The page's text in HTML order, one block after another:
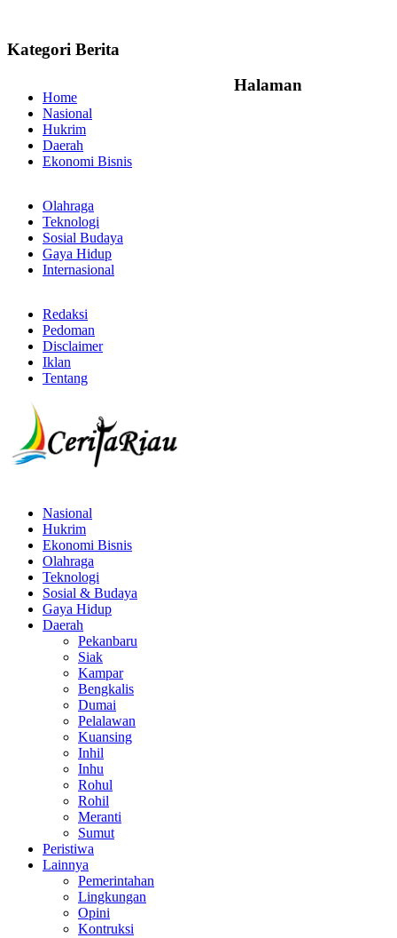
Kategori Berita
Home
Nasional
Hukrim
Daerah
Ekonomi Bisnis
Olahraga
Teknologi
Sosial Budaya
Gaya Hidup
Internasional
Halaman
Redaksi
Pedoman
Disclaimer
Iklan
Tentang
Nasional
Hukrim
Ekonomi Bisnis
Olahraga
Teknologi
Sosial & Budaya
Gaya Hidup
Daerah
Pekanbaru
Siak
Kampar
Bengkalis
Dumai
Pelalawan
Kuansing
Inhil
Inhu
Rohul
Rohil
Meranti
Sumut
Peristiwa
Lainnya
Pemerintahan
Lingkungan
Opini
Kontruksi